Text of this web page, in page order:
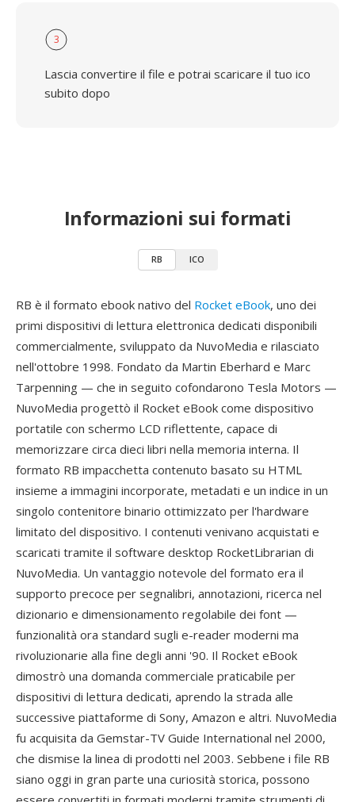
3
Lascia convertire il file e potrai scaricare il tuo ico
subito dopo
Informazioni sui formati
RB ICO
RB è il formato ebook nativo del Rocket eBook, uno dei
primi dispositivi di lettura elettronica dedicati disponibili
commercialmente, sviluppato da NuvoMedia e rilasciato
nell'ottobre 1998. Fondato da Martin Eberhard e Marc
Tarpenning — che in seguito cofondarono Tesla Motors —
NuvoMedia progettò il Rocket eBook come dispositivo
portatile con schermo LCD riflettente, capace di
memorizzare circa dieci libri nella memoria interna. Il
formato RB impacchetta contenuto basato su HTML
insieme a immagini incorporate, metadati e un indice in un
singolo contenitore binario ottimizzato per l'hardware
limitato del dispositivo. I contenuti venivano acquistati e
scaricati tramite il software desktop RocketLibrarian di
NuvoMedia. Un vantaggio notevole del formato era il
supporto precoce per segnalibri, annotazioni, ricerca nel
dizionario e dimensionamento regolabile dei font —
funzionalità ora standard sugli e-reader moderni ma
rivoluzionarie alla fine degli anni '90. Il Rocket eBook
dimostrò una domanda commerciale praticabile per
dispositivi di lettura dedicati, aprendo la strada alle
successive piattaforme di Sony, Amazon e altri. NuvoMedia
fu acquisita da Gemstar-TV Guide International nel 2000,
che dismise la linea di prodotti nel 2003. Sebbene i file RB
siano oggi in gran parte una curiosità storica, possono